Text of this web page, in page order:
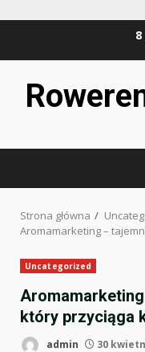
Strona główna
Aromamarketing –
Uncategorized
który przyciąga
admin 30